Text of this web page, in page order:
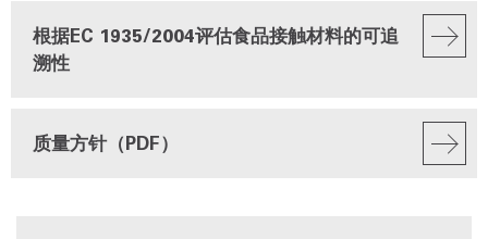
根据EC 1935/2004评估食品接触材料的可追
溯性
质量方针（PDF）